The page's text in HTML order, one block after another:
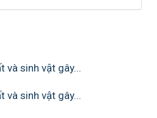
và sinh vật gây...
và sinh vật gây...